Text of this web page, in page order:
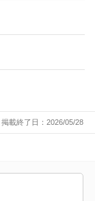
掲載終了日：2026/05/28